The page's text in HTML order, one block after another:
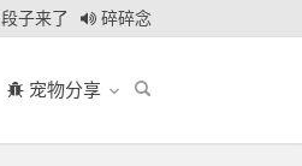
段子来了 碎碎念
宠物分享